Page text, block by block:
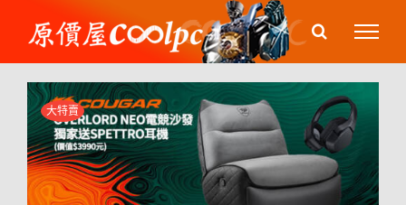
content
大特賣